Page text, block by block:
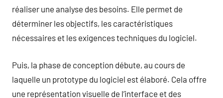
réaliser une analyse des besoins. Elle permet de
déterminer les objectifs, les caractéristiques
nécessaires et les exigences techniques du logiciel.
Puis, la phase de conception débute, au cours de
laquelle un prototype du logiciel est élaboré. Cela offre
une représentation visuelle de l’interface et des